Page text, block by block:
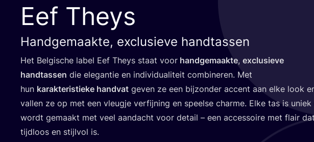
Eef Theys
Handgemaakte, exclusieve handtassen
Het Bel­gi­sche label Eef Theys staat voor hand­ge­maak­te, exclu­sie­ve
hand­tas­sen die ele­gan­tie en indi­vi­du­a­li­teit com­bi­ne­ren. Met
hun karak­te­ris­tie­ke hand­vat geven ze een bij­zon­der accent aan elke look
val­len ze op met een vleug­je ver­fij­ning en speel­se char­me. Elke tas is uniek
wordt gemaakt met veel aan­dacht voor detail – een acces­soi­re met flair
tijd­loos en stijl­vol is.